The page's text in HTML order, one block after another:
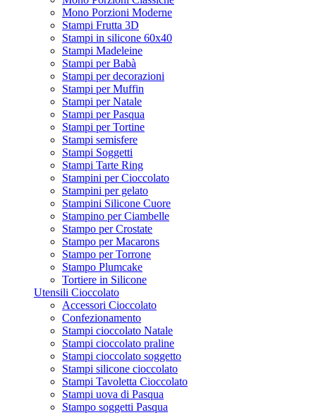
Mono Porzioni Moderne
Stampi Frutta 3D
Stampi in silicone 60x40
Stampi Madeleine
Stampi per Babà
Stampi per decorazioni
Stampi per Muffin
Stampi per Natale
Stampi per Pasqua
Stampi per Tortine
Stampi semisfere
Stampi Soggetti
Stampi Tarte Ring
Stampini per Cioccolato
Stampini per gelato
Stampini Silicone Cuore
Stampino per Ciambelle
Stampo per Crostate
Stampo per Macarons
Stampo per Torrone
Stampo Plumcake
Tortiere in Silicone
Utensili Cioccolato
Accessori Cioccolato
Confezionamento
Stampi cioccolato Natale
Stampi cioccolato praline
Stampi cioccolato soggetto
Stampi silicone cioccolato
Stampi Tavoletta Cioccolato
Stampi uova di Pasqua
Stampo soggetti Pasqua